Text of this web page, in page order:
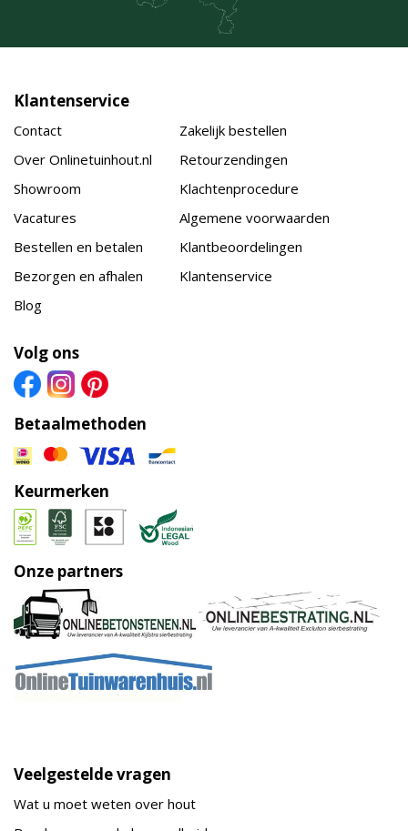
Klantenservice
Contact
Over Onlinetuinhout.nl
Showroom
Vacatures
Bestellen en betalen
Bezorgen en afhalen
Blog
Zakelijk bestellen
Retourzendingen
Klachtenprocedure
Algemene voorwaarden
Klantbeoordelingen
Klantenservice
Volg ons
Betaalmethoden
Keurmerken
Onze partners
Veelgestelde vragen
Wat u moet weten over hout